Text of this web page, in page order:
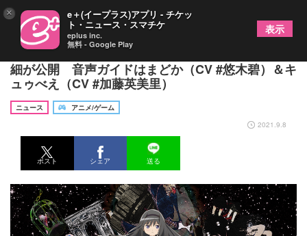
展示会『魔法少女まどか☆マギカ10（展）』展示詳
細が公開 音声ガイドはまどか（CV #悠木碧）＆キ
ュゥべえ（CV #加藤英美里）
ニュース
アニメ/ゲーム
2021.9.8
ポスト シェア 送る
× e＋(イープラス)アプリ - チケッ
ト・ニュース・スマチケ
eplus inc.
無料 - Google Play
表示